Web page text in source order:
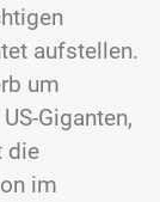
aufstellen.
um
Giganten,
die
im